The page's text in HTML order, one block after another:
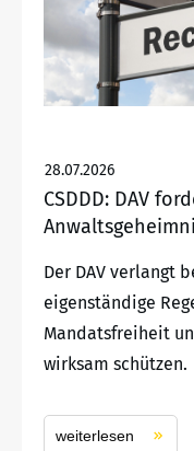
28.07.2026
CSDDD: DAV
Der DAV verlangt
eigenständige
Mandatsfreiheit
wirksam schützen.
weiterlesen